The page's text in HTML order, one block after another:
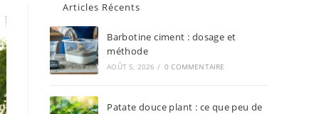
Articles Récents
Barbotine ciment : dosage et
méthode
AOÛT 5, 2026 / 0 COMMENTAIRE
Patate douce plant : ce que peu de